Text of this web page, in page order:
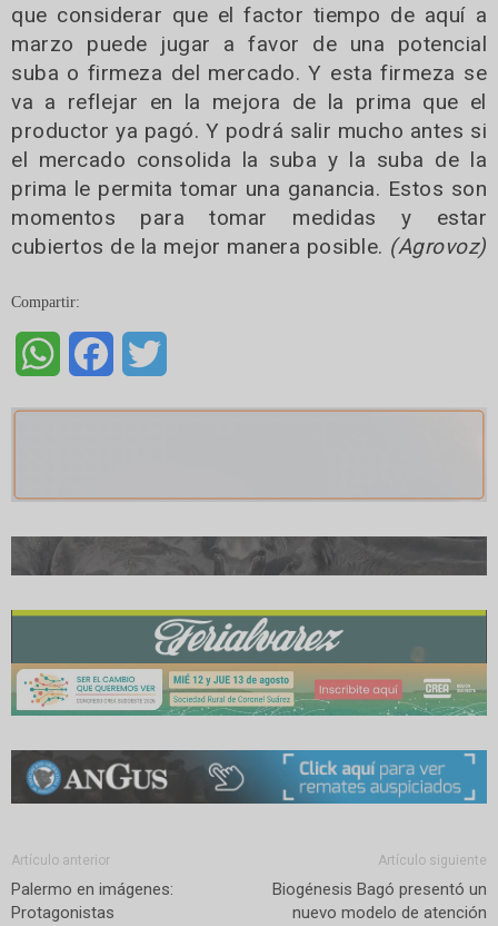
que considerar que el factor tiempo de aquí a
marzo puede jugar a favor de una potencial
suba o firmeza del mercado. Y esta firmeza se
va a reflejar en la mejora de la prima que el
productor ya pagó. Y podrá salir mucho antes si
el mercado consolida la suba y la suba de la
prima le permita tomar una ganancia. Estos son
momentos para tomar medidas y estar
cubiertos de la mejor manera posible. (Agrovoz)
Compartir:
WhatsAppFacebook
Artículo anterior
Palermo en imágenes:
Protagonistas
Artículo siguiente
Biogénesis Bagó presentó un
nuevo modelo de atención